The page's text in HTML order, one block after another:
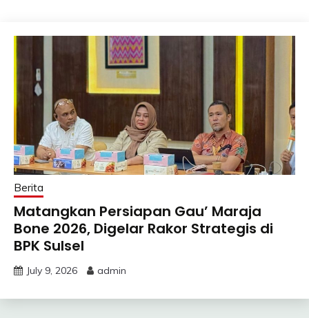
Berita
Matangkan Persiapan Gau’ Maraja
Bone 2026, Digelar Rakor Strategis di
BPK Sulsel
July 9, 2026 admin